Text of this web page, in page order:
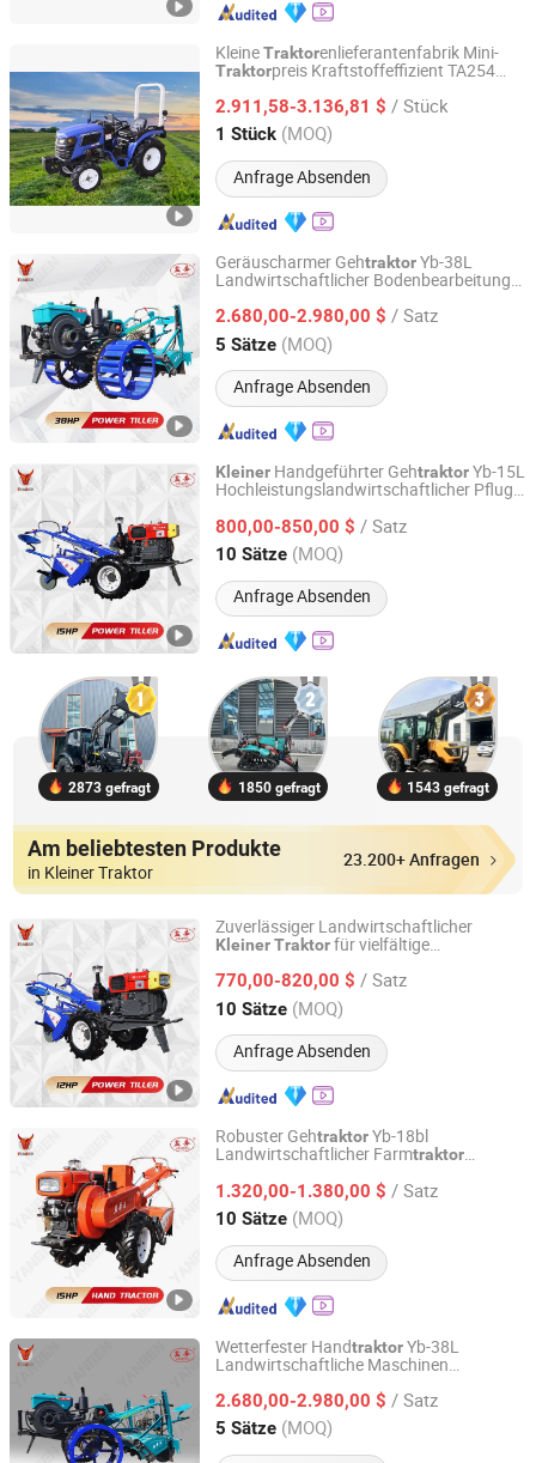
KleineTraktorenlieferantenfabrik Mini-
Traktorpreis Kraftstoffeffizient TA254
2.911,58-3.136,81 $ / Stück
1 Stück (MOQ)
Anfrage Absenden
Zhejiang SELEHE Agriculture Equipment Co., Ltd.
Zhejiang, China Seit 2024
Geräuscharmer GehtraktorYb-38L
Landwirtschaftlicher Bodenbearbeitungs-
2.680,00-2.980,00 $ / Satz
5 Sätze (MOQ)
Anfrage Absenden
Yancheng Benniu Tractor Co., Ltd.
Jiangsu, China Seit 2017
Kleiner Handgeführter GehtraktorYb-15L
Hochleistungslandwirtschaftlicher Pflug
800,00-850,00 $ / Satz
10 Sätze (MOQ)
Anfrage Absenden
Yancheng Benniu Tractor Co., Ltd.
Jiangsu, China Seit 2017
2873 gefragt 1850 gefragt 1543 gefragt
Am beliebtesten Produkte
in Kleiner Traktor
23.200+ Anfragen
Zuverlässiger Landwirtschaftlicher
KleinerTraktorfür vielfältige
770,00-820,00 $ / Satz
10 Sätze (MOQ)
Anfrage Absenden
Yancheng Benniu Tractor Co., Ltd.
Jiangsu, China Seit 2017
Robuster GehtraktorYb-18bl
Landwirtschaftlicher Farmtraktor
1.320,00-1.380,00 $ / Satz
10 Sätze (MOQ)
Anfrage Absenden
Yancheng Benniu Tractor Co., Ltd.
Jiangsu, China Seit 2017
Wetterfester HandtraktorYb-38L
Landwirtschaftliche Maschinen
Leistungsstarkes EquipmentKleiner
Traktor
2.680,00-2.980,00 $ / Satz
5 Sätze (MOQ)
Yancheng Benniu Tractor Co., Ltd.
Jiangsu, China Seit 2017